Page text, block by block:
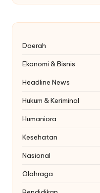
Daerah
Ekonomi & Bisnis
Headline News
Hukum & Keriminal
Humaniora
Kesehatan
Nasional
Olahraga